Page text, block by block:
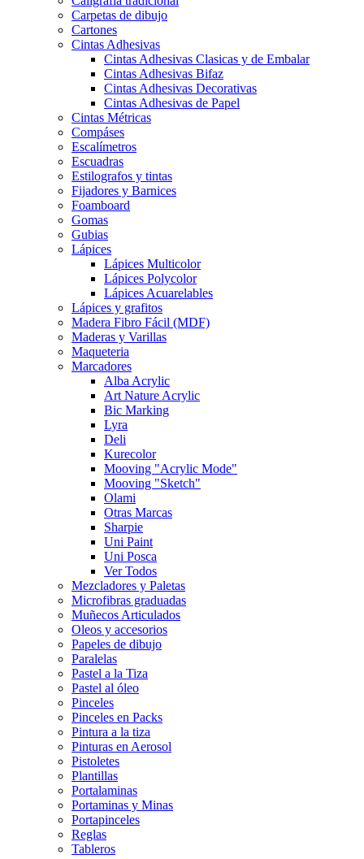
Carpetas de dibujo
Cartones
Cintas Adhesivas
Cintas Adhesivas Clasicas y de Embalar
Cintas Adhesivas Bifaz
Cintas Adhesivas Decorativas
Cintas Adhesivas de Papel
Cintas Métricas
Compáses
Escalímetros
Escuadras
Estilografos y tintas
Fijadores y Barnices
Foamboard
Gomas
Gubias
Lápices
Lápices Multicolor
Lápices Polycolor
Lápices Acuarelables
Lápices y grafitos
Madera Fibro Fácil (MDF)
Maderas y Varillas
Maqueteria
Marcadores
Alba Acrylic
Art Nature Acrylic
Bic Marking
Lyra
Deli
Kurecolor
Mooving "Acrylic Mode"
Mooving "Sketch"
Olami
Otras Marcas
Sharpie
Uni Paint
Uni Posca
Ver Todos
Mezcladores y Paletas
Microfibras graduadas
Muñecos Articulados
Oleos y accesorios
Papeles de dibujo
Paralelas
Pastel a la Tiza
Pastel al óleo
Pinceles
Pinceles en Packs
Pintura a la tiza
Pinturas en Aerosol
Pistoletes
Plantillas
Portalaminas
Portaminas y Minas
Portapinceles
Reglas
Tableros